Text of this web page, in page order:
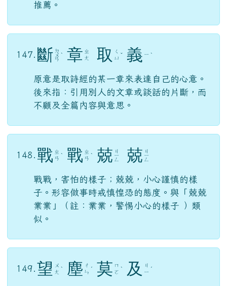
推薦。
147. 斷 ㄉ
ㄨ
ㄢ
ˋ 章 ㄓ
ㄤ
取
ㄑ
ㄩ ˇ 義 ㄧ ˋ
原意是取詩經的某一章來表達自己的心意。
後來指：引用別人的文章或談話的片斷，而
不顧及全篇內容與意思。
148. 戰 ㄓ
ㄢ ˋ 戰 ㄓ
ㄢ ˋ 兢 ㄐ
ㄧ
ㄥ 兢 ㄐ
ㄧ
ㄥ
戰戰，害怕的樣子；兢兢，小心謹慎的樣
子。形容做事時戒慎惶恐的態度。與「兢兢
業業」（註：業業，警惕小心的樣子 ）類
似。
149. 望
ㄨ
ㄤ ˋ 塵 ㄔ
ㄣ ˊ 莫 ㄇ
ㄛ ˋ 及
ㄐ
ㄧ ˊ